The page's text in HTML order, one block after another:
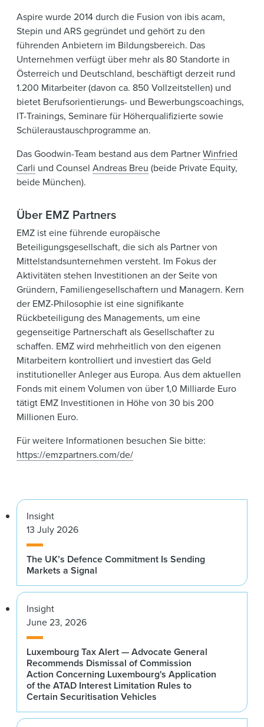
Aspire wurde 2014 durch die Fusion von ibis acam,
Stepin und ARS gegründet und gehört zu den
führenden Anbietern im Bildungsbereich. Das
Unternehmen verfügt über mehr als 80 Standorte in
Österreich und Deutschland, beschäftigt derzeit rund
1.200 Mitarbeiter (davon ca. 850 Vollzeitstellen) und
bietet Berufsorientierungs- und Bewerbungscoachings,
IT-Trainings, Seminare für Höherqualifizierte sowie
Schüleraustauschprogramme an.
Das Goodwin-Team bestand aus dem PartnerWinfried
Carli und Counsel Andreas Breu (beide Private Equity,
beide München).
Über EMZ Partners
EMZ ist eine führende europäische
Beteiligungsgesellschaft, die sich als Partner von
Mittelstandsunternehmen versteht. Im Fokus der
Aktivitäten stehen Investitionen an der Seite von
Gründern, Familiengesellschaftern und Managern. Kern
der EMZ-Philosophie ist eine signifikante
Rückbeteiligung des Managements, um eine
gegenseitige Partnerschaft als Gesellschafter zu
schaffen. EMZ wird mehrheitlich von den eigenen
Mitarbeitern kontrolliert und investiert das Geld
institutioneller Anleger aus Europa. Aus dem aktuellen
Fonds mit einem Volumen von über 1,0 Milliarde Euro
tätigt EMZ Investitionen in Höhe von 30 bis 200
Millionen Euro.
Für weitere Informationen besuchen Sie bitte:
https://emzpartners.com/de/
Insight
13 July 2026
The UK’s Defence Commitment Is Sending
Markets a Signal
Insight
June 23, 2026
Luxembourg Tax Alert — Advocate General
Recommends Dismissal of Commission
Action Concerning Luxembourg's Application
of the ATAD Interest Limitation Rules to
Certain Securitisation Vehicles